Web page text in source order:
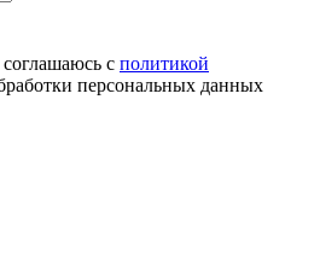
с политикой
персональных данных